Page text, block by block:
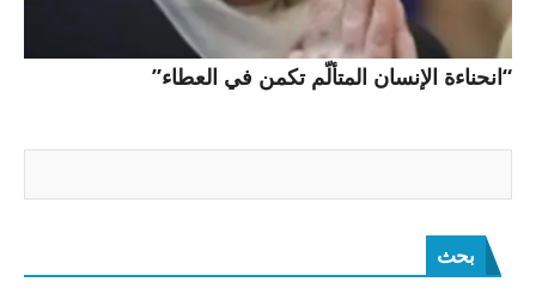
“انحناءة الإنسان المتألّم تكمن في العطاء”
بحث